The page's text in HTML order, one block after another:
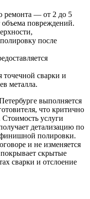
ремонта — от 2 до 5
объема повреждений.
после
точечной сварки и
металла.
выполняется
что критично
Стоимость услуги
детализацию по
полировки.
и не изменяется
скрытые
сварки и отслоение